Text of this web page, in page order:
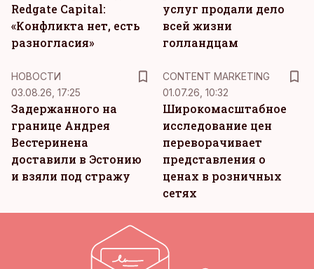
Redgate Capital:
«Конфликта нет, есть
разногласия»
услуг продали дело
всей жизни
голландцам
НОВОСТИ
03.08.26, 17:25
Задержанного на
границе Андрея
Вестеринена
доставили в Эстонию
и взяли под стражу
CONTENT MARKETING
01.07.26, 10:32
Широкомасштабное
исследование цен
переворачивает
представления о
ценах в розничных
сетях